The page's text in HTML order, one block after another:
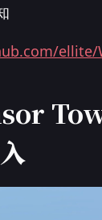
ellite/